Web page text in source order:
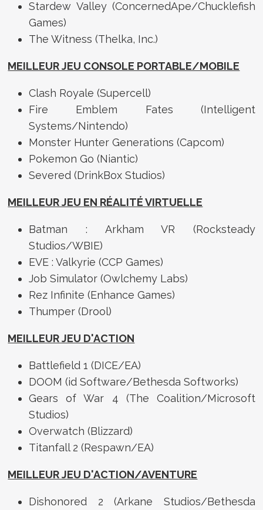
Stardew Valley (ConcernedApe/Chucklefish
Games)
The Witness (Thelka, Inc.)
MEILLEUR JEU CONSOLE PORTABLE/MOBILE
Clash Royale (Supercell)
Fire Emblem Fates (Intelligent
Systems/Nintendo)
Monster Hunter Generations (Capcom)
Pokemon Go (Niantic)
Severed (DrinkBox Studios)
MEILLEUR JEU EN RÉALITÉ VIRTUELLE
Batman : Arkham VR (Rocksteady
Studios/WBIE)
EVE : Valkyrie (CCP Games)
Job Simulator (Owlchemy Labs)
Rez Infinite (Enhance Games)
Thumper (Drool)
MEILLEUR JEU D'ACTION
Battlefield 1 (DICE/EA)
DOOM (id Software/Bethesda Softworks)
Gears of War 4 (The Coalition/Microsoft
Studios)
Overwatch (Blizzard)
Titanfall 2 (Respawn/EA)
MEILLEUR JEU D'ACTION/AVENTURE
Dishonored 2 (Arkane Studios/Bethesda